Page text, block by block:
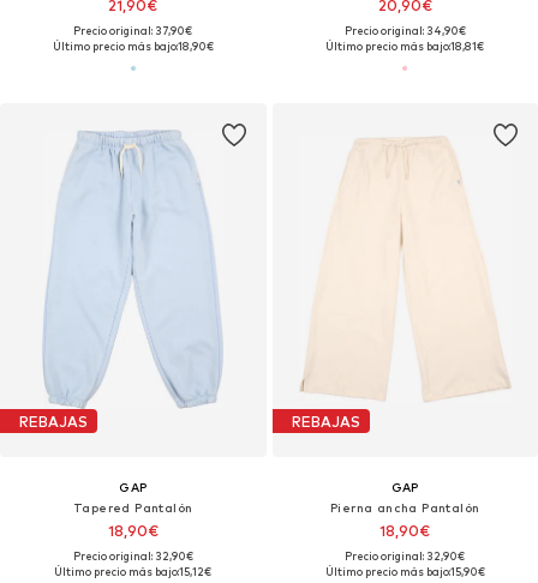
21,90€
Precio original: 37,90€
Último precio más bajo:18,90€
20,90€
Precio original: 34,90€
Último precio más bajo:18,81€
REBAJAS
GAP
Tapered Pantalón
18,90€
Precio original: 32,90€
Último precio más bajo:15,12€
REBAJAS
GAP
Pierna ancha Pantalón
18,90€
Precio original: 32,90€
Último precio más bajo:15,90€